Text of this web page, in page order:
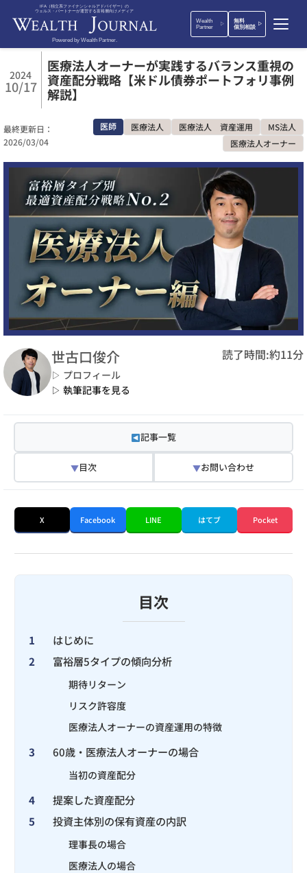
IFA（独立系ファイナンシャルアドバイザー）の
ウェルス・パートナーが運営する富裕層向けメディア
Powered by Wealth Partner.
Wealth
Partner
無料
個別相談
2024
10/17
医療法人オーナーが実践するバランス重視の
資産配分戦略【米ドル債券ポートフォリ事例
解説】
最終更新日：
2026/03/04
医師 医療法人 医療法人 資産運用
MS法人
医療法人オーナー
世古口俊介
▷ プロフィール
▷ 執筆記事を見る
読了時間:約11分
記事一覧
▼目次 ▼お問い合わせ
X Facebook LINE はてブ Pocket
目次
1
はじめに
2
富裕層5タイプの傾向分析
期待リターン
リスク許容度
医療法人オーナーの資産運用の特徴
3 60歳・医療法人オーナーの場合
当初の資産配分
4
提案した資産配分
5
投資主体別の保有資産の内訳
理事長の場合
医療法人の場合